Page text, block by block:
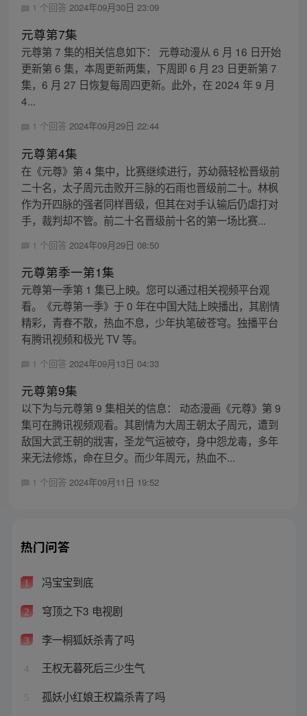
1 个回答 2024年09月30日 23:09
元尊第7集
元尊第 7 集的相关信息如下： 元尊动漫从 6 月 16 日开始
更新第 6 集，本周更新两集，下周即 6 月 23 日更新第 7
集，6 月 27 日恢复每周四更新。此外，在 2024 年 9 月
4...
1 个回答 2024年09月29日 22:44
元尊第4集
在《元尊》第 4 集中，比赛继续进行，苏幼薇轻松晋级前
二十名，太子周元击败开三脉的石雨也晋级前二十。林枫
作为开四脉的强者同样晋级，但其在对手认输后仍虐打对
手，裁判却不管。前二十名晋级前十名的第一场比赛...
1 个回答 2024年09月29日 08:50
元尊第季一第1集
元尊第一季第 1 集已上映。您可以通过相关视频平台观
看。《元尊第一季》于 0 年在中国大陆上映播出，其剧情
精彩，青春不散，热血不息，少年执笔破苍穹。独播平台
有腾讯视频和极光 TV 等。
1 个回答 2024年09月13日 04:33
元尊第9集
以下为与元尊第 9 集相关的信息： 动态漫画《元尊》第 9
集可在腾讯视频观看。其剧情为大周王朝太子周元，遭到
敌国大武王朝的戕害，圣龙气运被夺，身中怨龙毒，多年
来无法修炼，命在旦夕。而少年周元，热血不...
1 个回答 2024年09月11日 19:52
热门问答
1 冯宝宝到底
2 穹顶之下3 电视剧
3 李一桐狐妖杀青了吗
4 王权无暮死后三少生气
5 孤妖小红娘王权篇杀青了吗